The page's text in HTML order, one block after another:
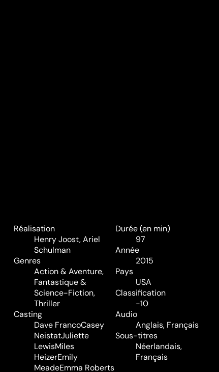
Réalisation
Henry Joost,Ariel
Schulman
Genres
Action & Aventure,
Fantastique &
Science-Fiction,
Thriller
Casting
Dave FrancoCasey
NeistatJuliette
LewisMiles
HeizerEmily
MeadeEmma Roberts
Durée (en min)
97
Année
2015
Pays
USA
Classification
-10
Audio
Anglais, Français
Sous-titres
Néerlandais,
Français